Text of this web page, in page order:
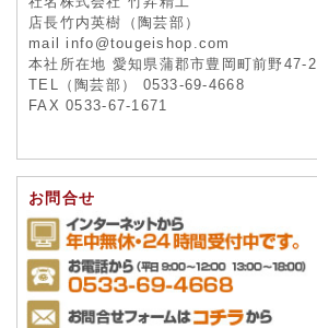
店長竹内英樹（陶芸部）
mail info@tougeishop.com
本社所在地 愛知県蒲郡市豊岡町前野47-2
TEL（陶芸部） 0533-69-4668
FAX 0533-67-1671
お問合せ